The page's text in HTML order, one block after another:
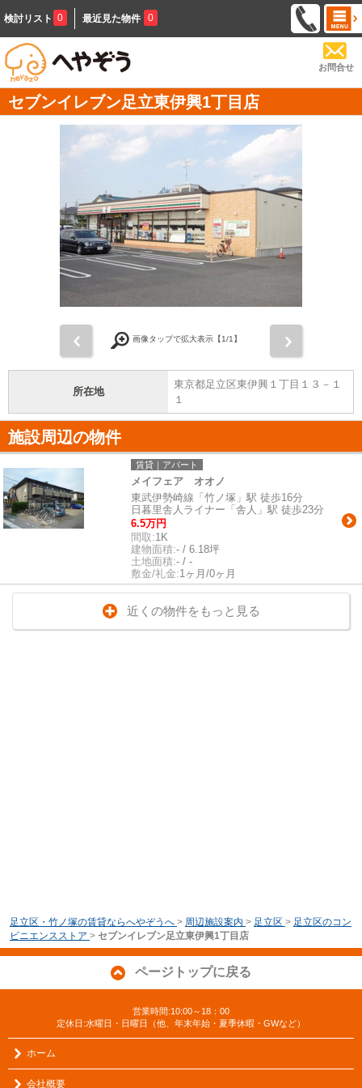
検討リスト 0 最近見た物件 0
お問合せ
セブンイレブン足立東伊興1丁目店
画像タップで拡大表示【1/1】
所在地
東京都足立区東伊興１丁目１３－１
１
施設周辺の物件
賃貸｜アパート
メイフェア オオノ
東武伊勢崎線「竹ノ塚」駅 徒歩16分
日暮里舎人ライナー「舎人」駅 徒歩23分
6.5万円
間取:1K
建物面積:- / 6.18坪
土地面積:- / -
敷金/礼金:1ヶ月/0ヶ月
近くの物件をもっと見る
足立区・竹ノ塚の賃貸ならへやぞうへ > 周辺施設案内 > 足立区 > 足立区のコン
ビニエンスストア > セブンイレブン足立東伊興1丁目店
ページトップに戻る
営業時間:10:00～18：00
定休日:水曜日・日曜日（他、年末年始・夏季休暇・GWなど）
ホーム
会社概要